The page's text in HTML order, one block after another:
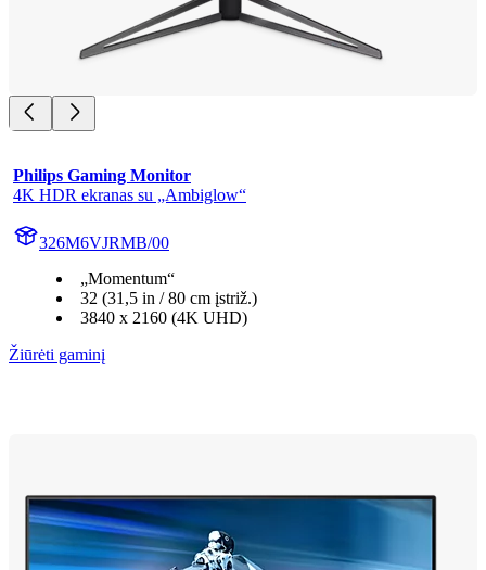
Philips Gaming Monitor
4K HDR ekranas su „Ambiglow“
326M6VJRMB/00
„Momentum“
32 (31,5 in / 80 cm įstriž.)
3840 x 2160 (4K UHD)
Žiūrėti gaminį